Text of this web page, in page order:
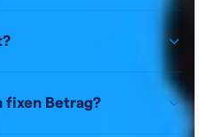
fixen Betrag?